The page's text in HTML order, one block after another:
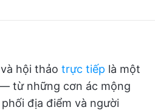
và hội thảo trực tiếp là một
từ những cơn ác mộng
địa điểm và người